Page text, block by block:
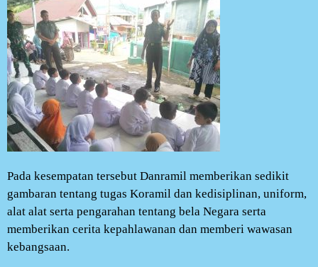
Pada kesempatan tersebut Danramil memberikan sedikit
gambaran tentang tugas Koramil dan kedisiplinan, uniform,
alat alat serta pengarahan tentang bela Negara serta
memberikan cerita kepahlawanan dan memberi wawasan
kebangsaan.